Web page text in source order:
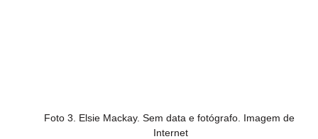
Foto 3. Elsie Mackay. Sem data e fotógrafo. Imagem de
Internet